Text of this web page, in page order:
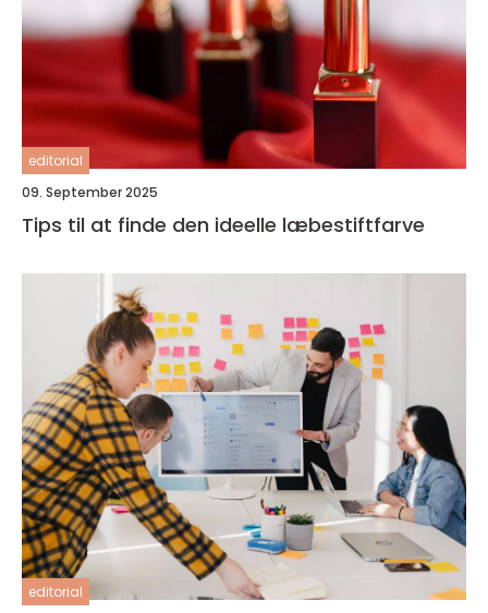
editorial
09. September 2025
Tips til at finde den ideelle læbestiftfarve
editorial